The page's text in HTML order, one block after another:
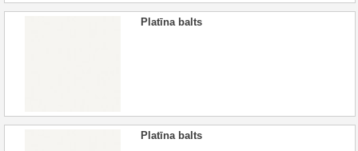
Platīna balts
Platīna balts